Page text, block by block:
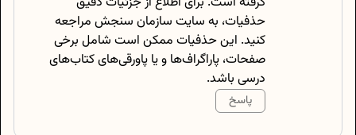
حذفیات، به سایت سازمان سنجش مراجعه
کنید. این حذفیات ممکن است شامل برخی
صفحات، پاراگراف‌ها و یا پاورقی‌های کتاب‌های
درسی باشد.
پاسخ